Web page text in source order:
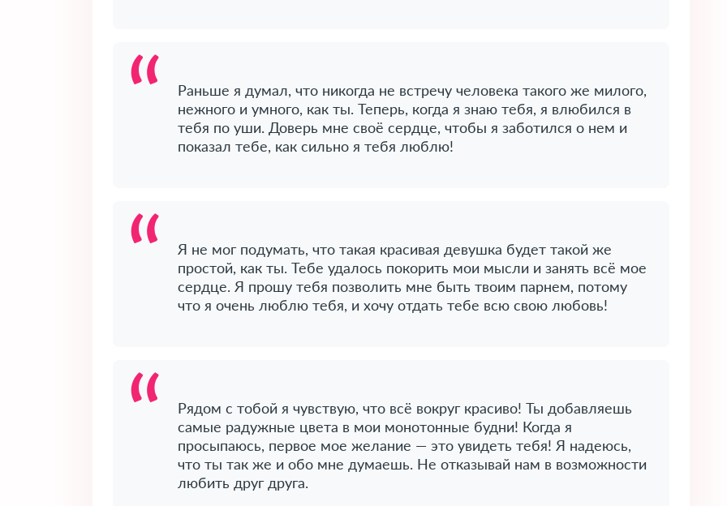
Раньше я думал, что никогда не встречу человека такого же милого,
нежного и умного, как ты. Теперь, когда я знаю тебя, я влюбился в
тебя по уши. Доверь мне своё сердце, чтобы я заботился о нем и
показал тебе, как сильно я тебя люблю!
Я не мог подумать, что такая красивая девушка будет такой же
простой, как ты. Тебе удалось покорить мои мысли и занять всё мое
сердце. Я прошу тебя позволить мне быть твоим парнем, потому
что я очень люблю тебя, и хочу отдать тебе всю свою любовь!
Рядом с тобой я чувствую, что всё вокруг красиво! Ты добавляешь
самые радужные цвета в мои монотонные будни! Когда я
просыпаюсь, первое мое желание — это увидеть тебя! Я надеюсь,
что ты так же и обо мне думаешь. Не отказывай нам в возможности
любить друг друга.